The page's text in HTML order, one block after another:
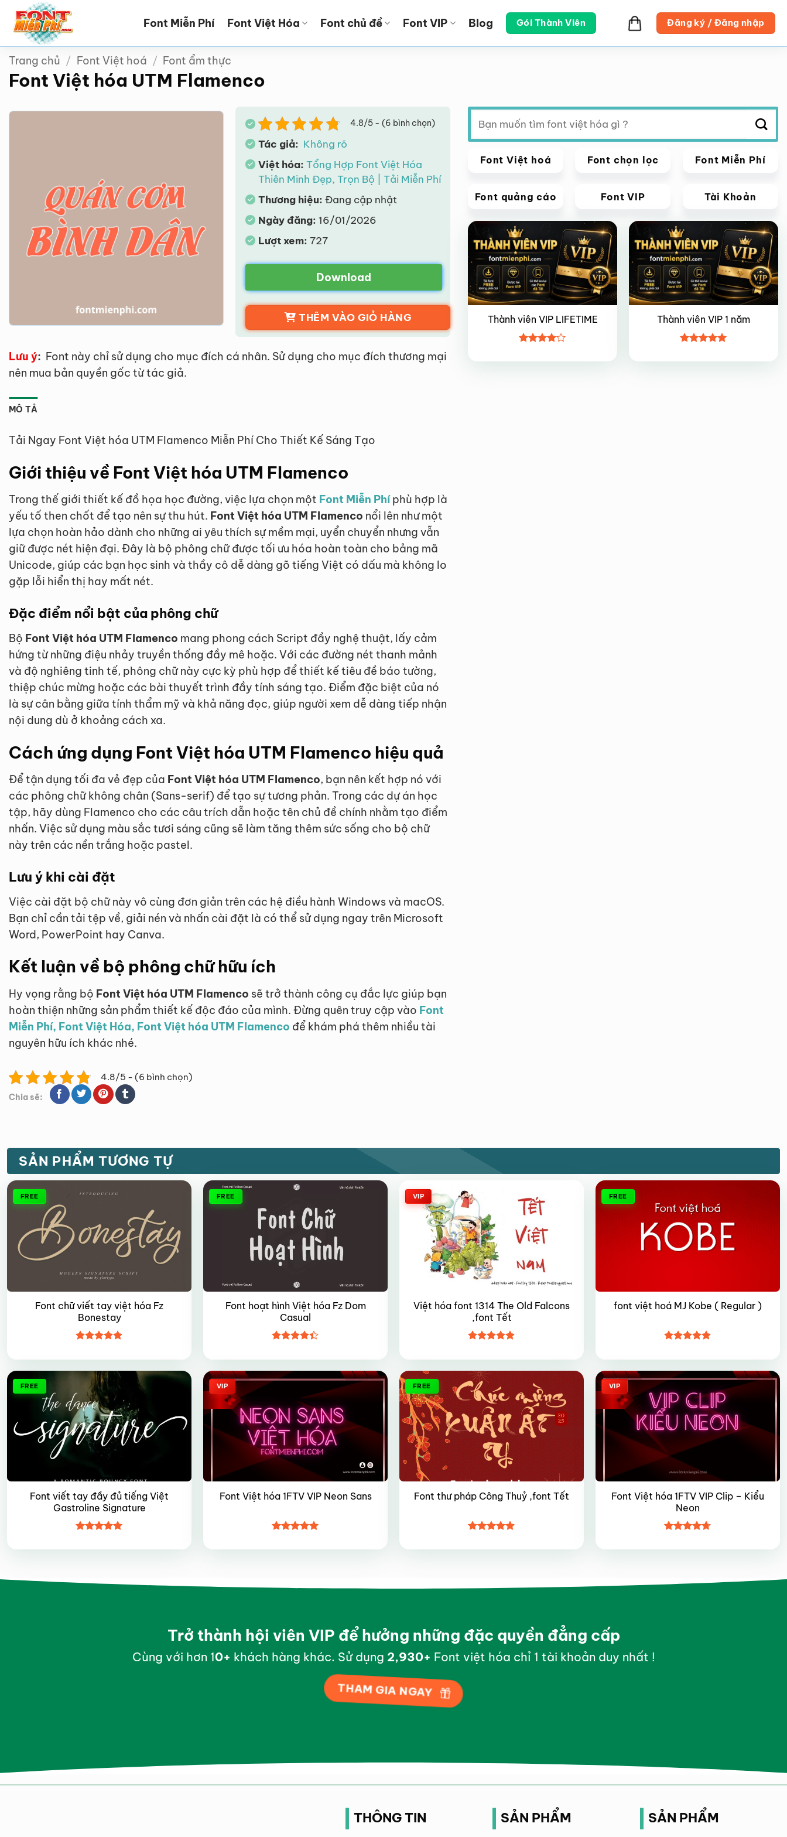
qua
dung
Font Miễn Phí Font Việt Hóa Font chủ đề Font VIP Blog Gói Thành Viên Đăng ký / Đăng nhập
Trang chủ / Font Việt hoá / Font ẩm thực
Font Việt hóa UTM Flamenco
4.8/5 - (6 bình chọn)
Tác giả: Không rõ
Việt hóa: Tổng Hợp Font Việt Hóa
Thiên Minh Đẹp, Trọn Bộ | Tải Miễn Phí
Thương hiệu: Đang cập nhật
Ngày đăng: 16/01/2026
Lượt xem: 727
Download
THÊM VÀO GIỎ HÀNG
Lưu ý: Font này chỉ sử dụng cho mục đích cá nhân. Sử dụng cho mục đích thương mại
nên mua bản quyền gốc từ tác giả.
MÔ TẢ
Tải Ngay Font Việt hóa UTM Flamenco Miễn Phí Cho Thiết Kế Sáng Tạo
Giới thiệu về Font Việt hóa UTM Flamenco
Trong thế giới thiết kế đồ họa học đường, việc lựa chọn một Font Miễn Phíphù hợp là
yếu tố then chốt để tạo nên sự thu hút. Font Việt hóa UTM Flamenco nổi lên như một
lựa chọn hoàn hảo dành cho những ai yêu thích sự mềm mại, uyển chuyển nhưng vẫn
giữ được nét hiện đại. Đây là bộ phông chữ được tối ưu hóa hoàn toàn cho bảng mã
Unicode, giúp các bạn học sinh và thầy cô dễ dàng gõ tiếng Việt có dấu mà không lo
gặp lỗi hiển thị hay mất nét.
Đặc điểm nổi bật của phông chữ
Bộ Font Việt hóa UTM Flamenco mang phong cách Script đầy nghệ thuật, lấy cảm
hứng từ những điệu nhảy truyền thống đầy mê hoặc. Với các đường nét thanh mảnh
và độ nghiêng tinh tế, phông chữ này cực kỳ phù hợp để thiết kế tiêu đề báo tường,
thiệp chúc mừng hoặc các bài thuyết trình đầy tính sáng tạo. Điểm đặc biệt của nó
là sự cân bằng giữa tính thẩm mỹ và khả năng đọc, giúp người xem dễ dàng tiếp nhận
nội dung dù ở khoảng cách xa.
Cách ứng dụng Font Việt hóa UTM Flamenco hiệu quả
Để tận dụng tối đa vẻ đẹp của Font Việt hóa UTM Flamenco, bạn nên kết hợp nó với
các phông chữ không chân (Sans-serif) để tạo sự tương phản. Trong các dự án học
tập, hãy dùng Flamenco cho các câu trích dẫn hoặc tên chủ đề chính nhằm tạo điểm
nhấn. Việc sử dụng màu sắc tươi sáng cũng sẽ làm tăng thêm sức sống cho bộ chữ
này trên các nền trắng hoặc pastel.
Lưu ý khi cài đặt
Việc cài đặt bộ chữ này vô cùng đơn giản trên các hệ điều hành Windows và macOS.
Bạn chỉ cần tải tệp về, giải nén và nhấn cài đặt là có thể sử dụng ngay trên Microsoft
Word, PowerPoint hay Canva.
Kết luận về bộ phông chữ hữu ích
Hy vọng rằng bộ Font Việt hóa UTM Flamenco sẽ trở thành công cụ đắc lực giúp bạn
hoàn thiện những sản phẩm thiết kế độc đáo của mình. Đừng quên truy cập vào Font
Miễn Phí, Font Việt Hóa, Font Việt hóa UTM Flamenco để khám phá thêm nhiều tài
nguyên hữu ích khác nhé.
4.8/5 - (6 bình chọn)
Chia sẽ:
Tìm
kiếm:
Font Việt hoá Font chọn lọc Font Miễn Phí
Font quảng cáo Font VIP Tài Khoản
Giảm giá!
Thành viên VIP LIFETIME
xếp hạng
Giảm giá!
Thành viên VIP 1 năm
hạng55
SẢN PHẨM TƯƠNG TỰ
FREE
Font chữ viết tay việt hóa Fz
Bonestay
hạng4.95
FREE
Font hoạt hình Việt hóa Fz Dom
Casual
hạng4.4
VIP
Việt hóa font 1314 The Old Falcons
,font Tết
hạng4.95
FREE
font việt hoá MJ Kobe ( Regular )
hạng4.95
FREE
Font viết tay đầy đủ tiếng Việt
Gastroline Signature
hạng55
VIP
Font Việt hóa 1FTV VIP Neon Sans
hạng55
FREE
Font thư pháp Công Thuỷ ,font Tết
hạng4.95
VIP
Font Việt hóa 1FTV VIP Clip – Kiểu
Neon
hạng4.75
Trở thành hội viên VIP để hưởng những đặc quyền đẳng cấp
Cùng với hơn 10+ khách hàng khác. Sử dụng 2,998+ Font việt hóa chỉ 1 tài khoản duy nhất !
THAM GIA NGAY
THÔNG TIN SẢN PHẨM SẢN PHẨM